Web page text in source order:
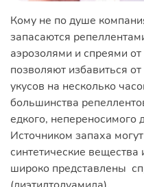
Кому не по душе
запасаются
аэрозолями и спреями
позволяют избавиться
укусов на несколько
большинства
едкого, непереносимого
Источником запаха
синтетические
широко представлены